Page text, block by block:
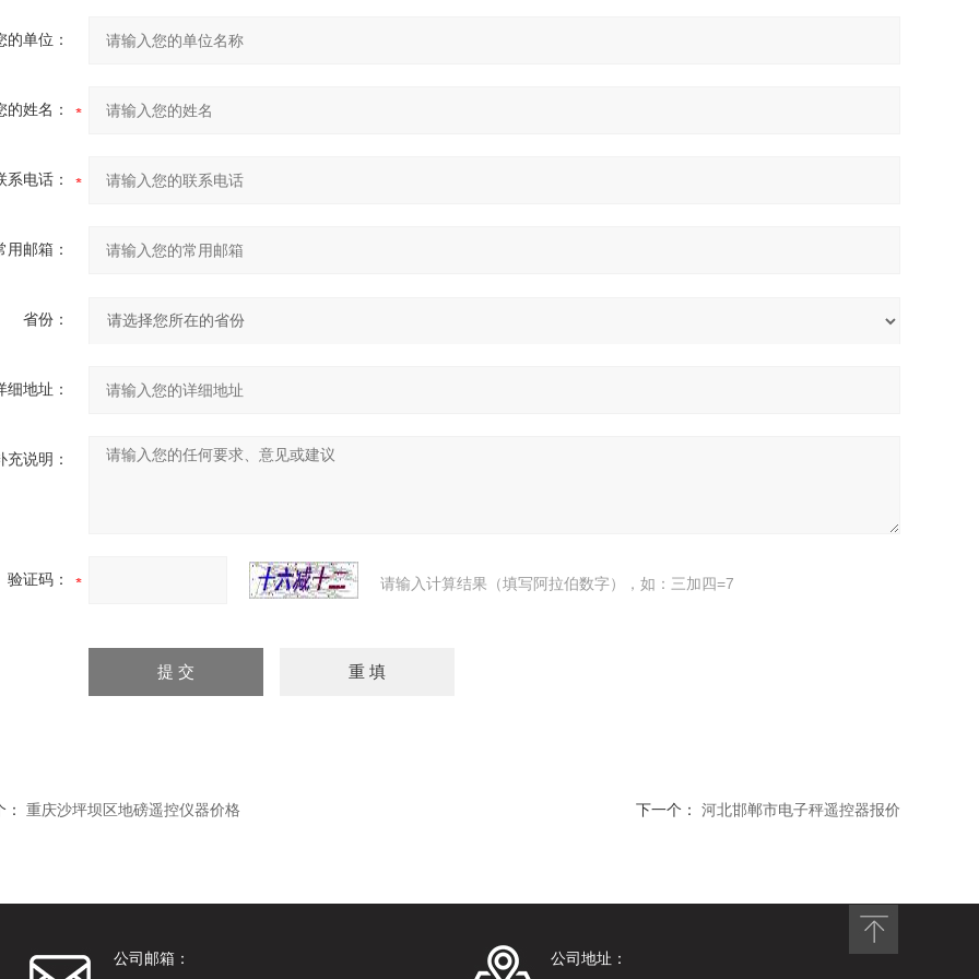
的单位：
的姓名：
系电话：
用邮箱：
省份：
细地址：
充说明：
验证码： 请输入计算结果（填写阿拉伯数字），如：三加四=7
重庆沙坪坝区地磅遥控仪器价格 下一个： 河北邯郸市电子秤遥控器报价
公司邮箱： 公司地址：